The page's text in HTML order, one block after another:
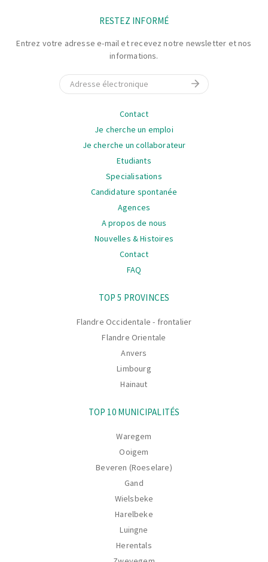
RESTEZ INFORMÉ
Entrez votre adresse e-mail et recevez notre newsletter et nos
informations.
E-mail
Contact
Je cherche un emploi
Je cherche un collaborateur
Etudiants
Specialisations
Candidature spontanée
Agences
A propos de nous
Nouvelles & Histoires
Contact
FAQ
TOP 5 PROVINCES
Flandre Occidentale - frontalier
Flandre Orientale
Anvers
Limbourg
Hainaut
TOP 10 MUNICIPALITÉS
Waregem
Ooigem
Beveren (Roeselare)
Gand
Wielsbeke
Harelbeke
Luingne
Herentals